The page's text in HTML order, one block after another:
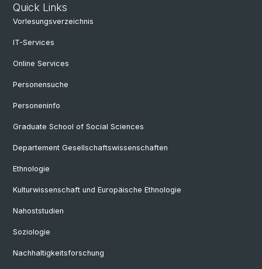
Quick Links
Vorlesungsverzeichnis
IT-Services
Online Services
Personensuche
Personeninfo
Graduate School of Social Sciences
Departement Gesellschaftswissenschaften
Ethnologie
Kulturwissenschaft und Europäische Ethnologie
Nahoststudien
Soziologie
Nachhaltigkeitsforschung